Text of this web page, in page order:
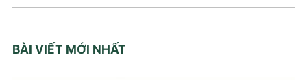
BÀI VIẾT MỚI NHẤT